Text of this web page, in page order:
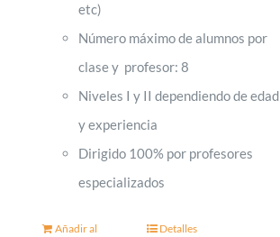
etc)
Número máximo de alumnos por
clase y profesor: 8
Niveles I y II dependiendo de edad
y experiencia
Dirigido 100% por profesores
especializados
Añadir al Detalles